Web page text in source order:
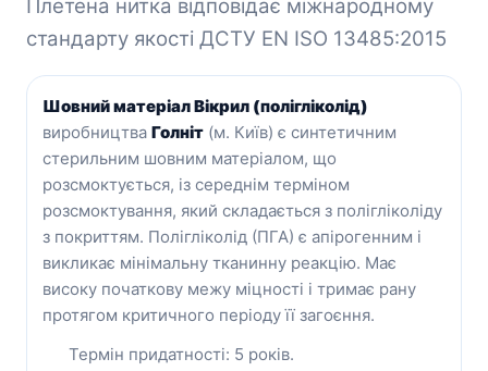
Плетена нитка відповідає міжнародному
стандарту якості ДСТУ ЕN ISO 13485:2015
Шовний матеріал Вікрил (полігліколід)
виробництва Голніт (м. Київ) є синтетичним
стерильним шовним матеріалом, що
розсмоктується, із середнім терміном
розсмоктування, який складається з полігліколіду
з покриттям. Полігліколід (ПГА) є апірогенним і
викликає мінімальну тканинну реакцію. Має
високу початкову межу міцності і тримає рану
протягом критичного періоду її загоєння.
Термін придатності: 5 років.